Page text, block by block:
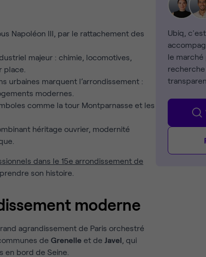
Napoléon III, par le rattachement des
majeur : chimie, locomotives,
place.
urbaines marquent l’arrondissement :
modernes.
comme la tour Montparnasse et les
héritage ouvrier, modernité
dans le 15e arrondissement de
son histoire.
moderne
agrandissement de Paris orchestré
de Grenelle et de Javel, qui
en bord de Seine.
Ubiq,
le